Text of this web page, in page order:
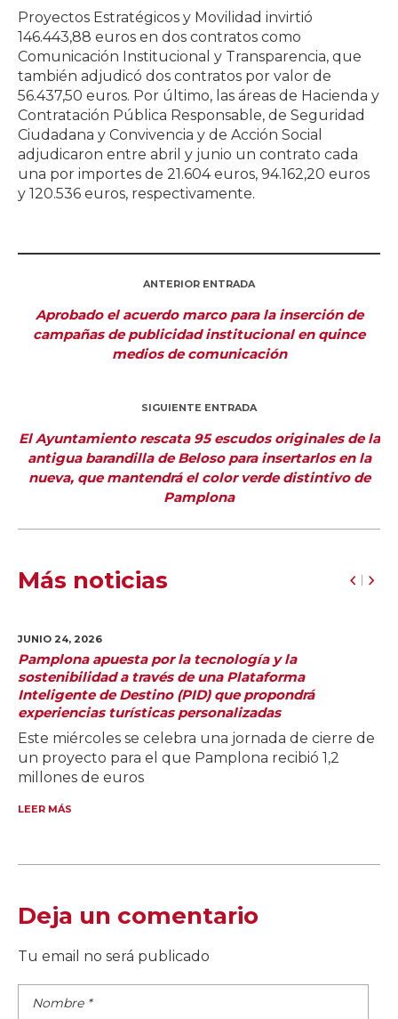
Proyectos Estratégicos y Movilidad invirtió
146.443,88 euros en dos contratos como
Comunicación Institucional y Transparencia, que
también adjudicó dos contratos por valor de
56.437,50 euros. Por último, las áreas de Hacienda y
Contratación Pública Responsable, de Seguridad
Ciudadana y Convivencia y de Acción Social
adjudicaron entre abril y junio un contrato cada
una por importes de 21.604 euros, 94.162,20 euros
y 120.536 euros, respectivamente.
ANTERIOR ENTRADA
Aprobado el acuerdo marco para la inserción de
campañas de publicidad institucional en quince
medios de comunicación
SIGUIENTE ENTRADA
El Ayuntamiento rescata 95 escudos originales de la
antigua barandilla de Beloso para insertarlos en la
nueva, que mantendrá el color verde distintivo de
Pamplona
Más noticias
JUNIO 24, 2026
Pamplona apuesta por la tecnología y la
sostenibilidad a través de una Plataforma
Inteligente de Destino (PID) que propondrá
experiencias turísticas personalizadas
Este miércoles se celebra una jornada de cierre de
un proyecto para el que Pamplona recibió 1,2
millones de euros
LEER MÁS
Deja un comentario
Tu email no será publicado